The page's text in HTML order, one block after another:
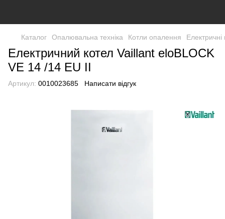
Каталог Опалювальна техніка Котли опалення Електричні
Електричний котел Vaillant eloBLOCK
VE 14 /14 EU II
Артикул: 0010023685 Написати відгук